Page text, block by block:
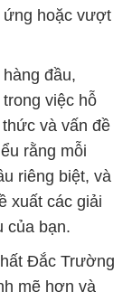
ứng hoặc vượt
đầu,
việc hỗ
và vấn đề
rằng mỗi
riêng biệt, và
xuất các giải
của bạn.
Đắc Trường
mẽ hơn và